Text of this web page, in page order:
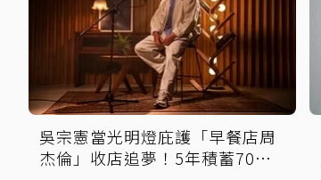
吳宗憲當光明燈庇護「早餐店周
杰倫」收店追夢！5年積蓄70萬